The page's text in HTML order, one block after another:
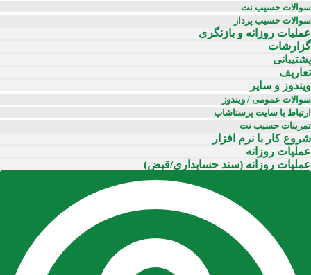
سوالات حسیب نت
سوالات حسیب پرداز
عملیات روزانه و بازنگری
گزارشات
پشتیبانی
تعاریف
ویندوز و سایر
سوالات عمومی / ویندوز
ارتباط با سایت پرستاشاپ
تمرینات حسیب نت
شروع کار با نرم افزار
عملیات روزانه
عملیات روزانه (سند حسابداری/قبض)